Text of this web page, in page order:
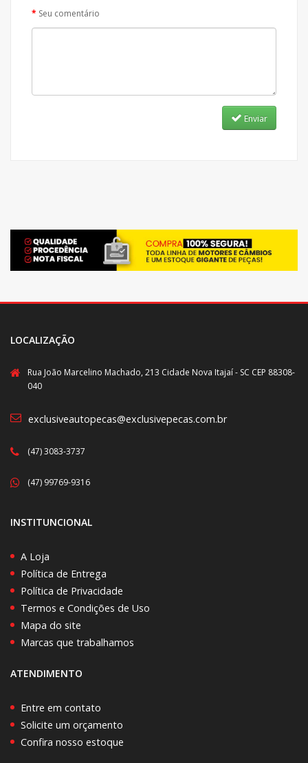
Seu comentário
Enviar
LOCALIZAÇÃO
Rua João Marcelino Machado, 213 Cidade Nova Itajaí - SC CEP 88308-
040
exclusiveautopecas@exclusivepecas.com.br
(47) 3083-3737
(47) 99769-9316
INSTITUNCIONAL
A Loja
Política de Entrega
Política de Privacidade
Termos e Condições de Uso
Mapa do site
Marcas que trabalhamos
ATENDIMENTO
Entre em contato
Solicite um orçamento
Confira nosso estoque